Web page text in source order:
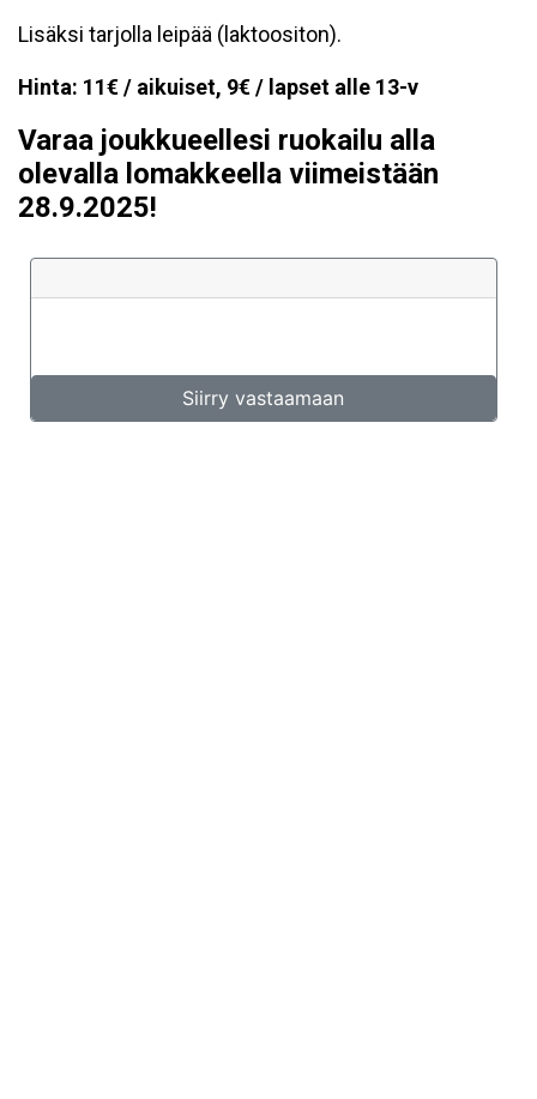
Lisäksi tarjolla leipää (laktoositon).
Hinta: 11€ / aikuiset, 9€ / lapset alle 13-v
Varaa joukkueellesi ruokailu alla
olevalla lomakkeella viimeistään
28.9.2025!